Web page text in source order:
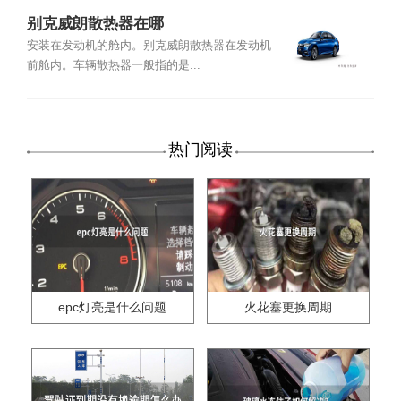
别克威朗散热器在哪
安装在发动机的舱内。别克威朗散热器在发动机
前舱内。车辆散热器一般指的是...
热门阅读
epc灯亮是什么问题 火花塞更换周期